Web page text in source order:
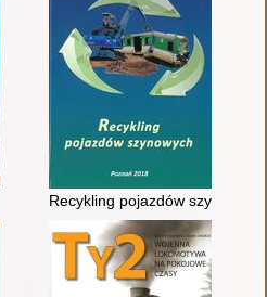
polskiej
Recykling pojazdów szynowych